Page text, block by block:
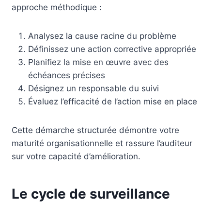
approche méthodique :
Analysez la cause racine du problème
Définissez une action corrective appropriée
Planifiez la mise en œuvre avec des
échéances précises
Désignez un responsable du suivi
Évaluez l’efficacité de l’action mise en place
Cette démarche structurée démontre votre
maturité organisationnelle et rassure l’auditeur
sur votre capacité d’amélioration.
Le cycle de surveillance